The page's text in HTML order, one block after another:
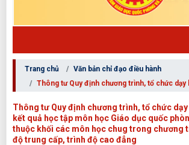
Trang chủ
Văn bản chỉ đạo điều hành
Thông tư Quy định chương trình, tổ chức dạy
Thông tư Quy định chương trình, tổ chức dạy
kết quả học tập môn học Giáo dục quốc
thuộc khối các môn học chug trong chương
độ trung cấp, trình độ cao đẳng